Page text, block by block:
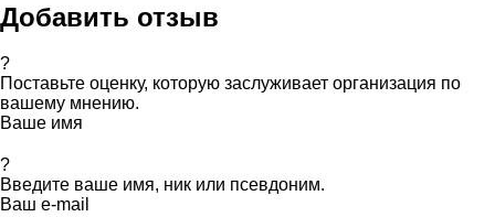
Добавить отзыв
?
Поставьте оценку, которую заслуживает организация по
вашему мнению.
Ваше имя
?
Введите ваше имя, ник или псевдоним.
Ваш e-mail